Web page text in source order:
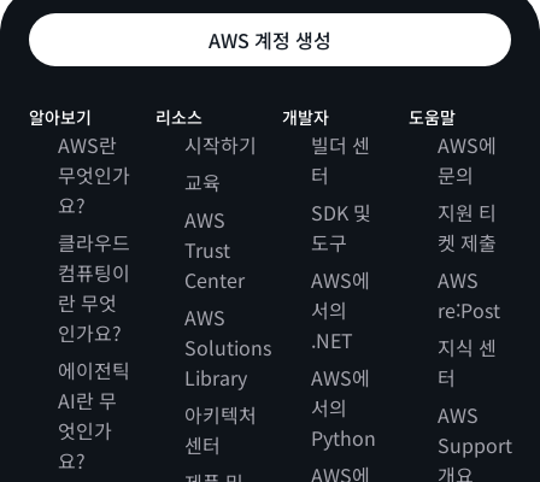
AWS 계정 생성
알아보기
AWS란
무엇인가
요?
클라우드
컴퓨팅이
란 무엇
인가요?
에이전틱
AI란 무
엇인가
요?
리소스
시작하기
교육
AWS
Trust
Center
AWS
Solutions
Library
아키텍처
센터
개발자
빌더 센
터
SDK 및
도구
AWS에
서의
.NET
AWS에
서의
Python
AWS에
도움말
AWS에
문의
지원 티
켓 제출
AWS
re:Post
지식 센
터
AWS
Support
개요